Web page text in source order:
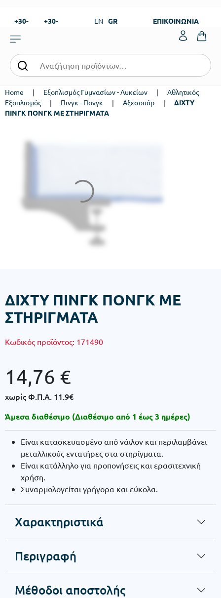
+30-
99273
+30-
EN GR ΕΠΙΚΟΙΝΩΝΙΑ
Home | Εξοπλισμός Γυμνασίων - Λυκείων |
Αθλητικός
Εξοπλισμός
| Πινγκ - Πονγκ | Αξεσουάρ |
ΔΙΧΤΥ
ΠΙΝΓΚ ΠΟΝΓΚ ΜΕ ΣΤΗΡΙΓΜΑΤΑ
ΔΙΧΤΥ ΠΙΝΓΚ ΠΟΝΓΚ ΜΕ
ΣΤΗΡΙΓΜΑΤΑ
Κωδικός προϊόντος: 171490
14,76 €
χωρίς Φ.Π.Α. 11.9€
Άμεσα διαθέσιμο (Διαθέσιμο από 1 έως 3 ημέρες)
Είναι κατασκευασμένο από νάιλον και περιλαμβάνει
μεταλλικούς εντατήρες στα στηρίγματα.
Είναι κατάλληλο για προπονήσεις και ερασιτεχνική
χρήση.
Συναρμολογείται γρήγορα και εύκολα.
Χαρακτηριστικά
Περιγραφή
Μέθοδοι αποστολής